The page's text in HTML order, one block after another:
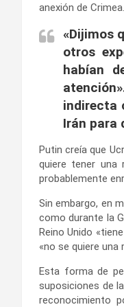
anexión de Crimea.
«Dijimos
otros
habían
indirecta
Irán para
Putin creía que
quiere tener una
probablemente
Sin embargo, en
como durante la
Reino Unido
«no se quiere una
Esta forma de
suposiciones de
reconocimiento